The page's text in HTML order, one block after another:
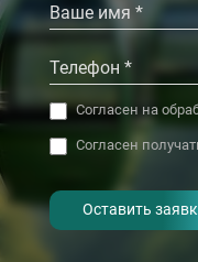
Согласен на
Согласен